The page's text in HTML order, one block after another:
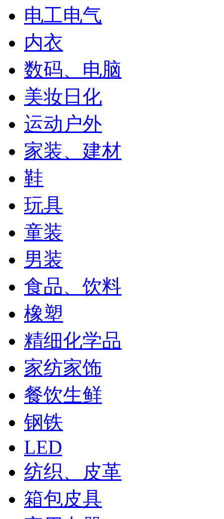
电工电气
内衣
数码、电脑
美妆日化
运动户外
家装、建材
鞋
玩具
童装
男装
食品、饮料
橡塑
精细化学品
家纺家饰
餐饮生鲜
钢铁
LED
纺织、皮革
箱包皮具